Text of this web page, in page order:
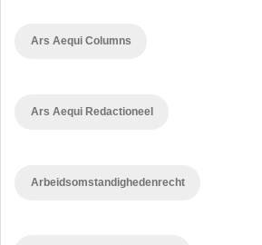
Ars Aequi Columns
Ars Aequi Redactioneel
Arbeidsomstandighedenrecht